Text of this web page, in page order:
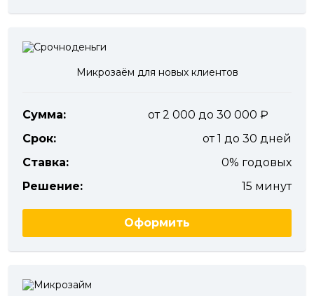
Микрозаём для новых клиентов
Сумма:
от 2 000 до 30 000
Срок:
от 1 до 30 дней
Ставка:
0% годовых
Решение:
15 минут
Оформить